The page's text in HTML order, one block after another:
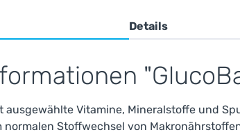
Details
ausgewählte Vitamine, Mineralstoffe und
normalen Stoffwechsel von